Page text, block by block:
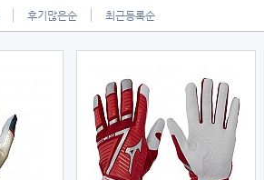
후기많은순 최근등록순